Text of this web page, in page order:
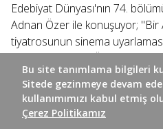
Edebiyat Dünyası'nın 74.
Adnan Özer ile konuşuyor; "Bir
tiyatrosunun sinema
şerhini ele alıyor, Özdemir
dinliyoruz.
Bu site tanımlama bilgileri
Sitede gezinmeye devam
kullanımımızı kabul etmiş
Çerez Politikamız